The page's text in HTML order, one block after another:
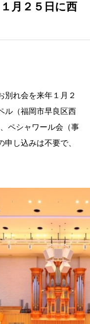
月２５日に西
別れ会を来年１月２
ル（福岡市早良区西
ペシャワール会（事
し込みは不要で、